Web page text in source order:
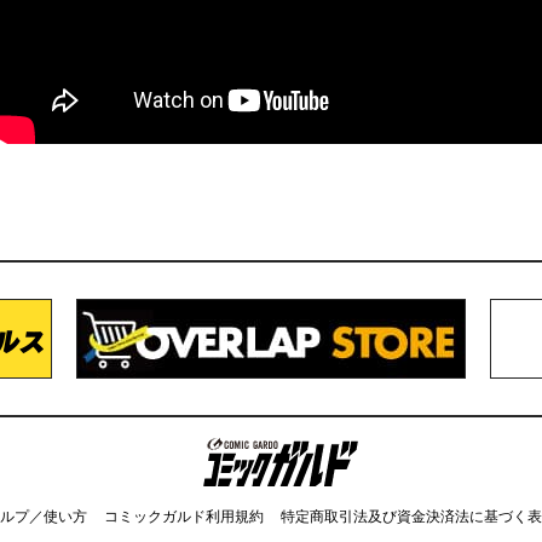
コミックガルド
プ／使い方 コミックガルド利用規約 特定商取引法及び資金決済法に基づく